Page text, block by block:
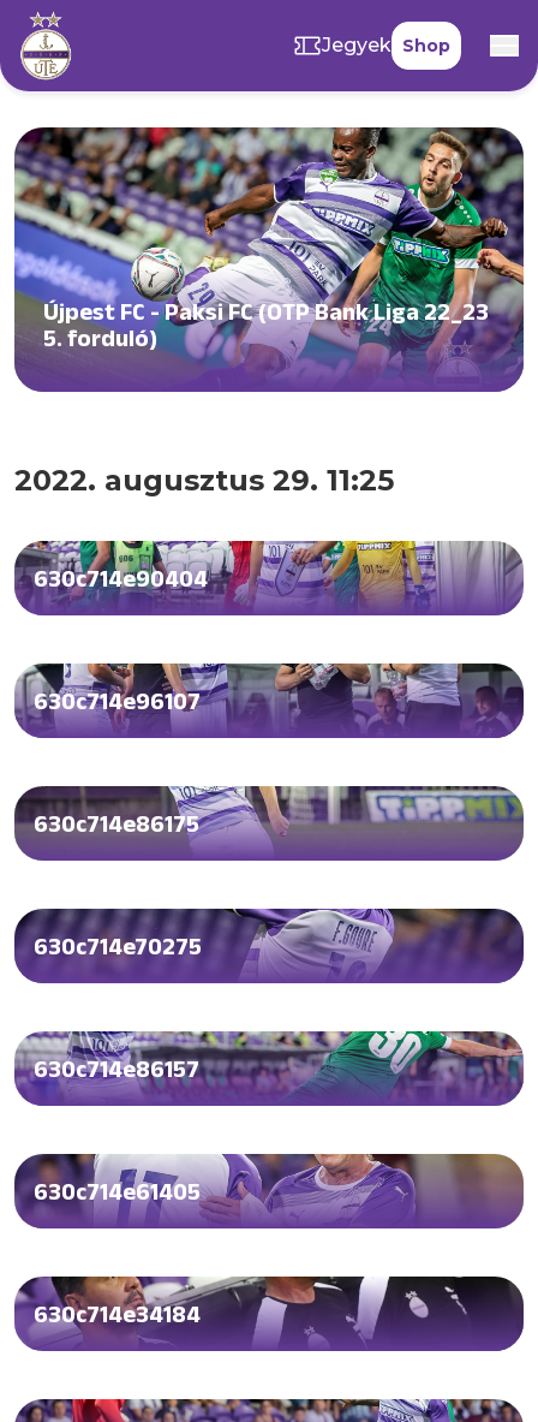
Jegyek Shop
Újpest FC - Paksi FC (OTP Bank Liga 22_23
5. forduló)
2022. augusztus 29. 11:25
630c714e90404
630c714e96107
630c714e86175
630c714e70275
630c714e86157
630c714e61405
630c714e34184